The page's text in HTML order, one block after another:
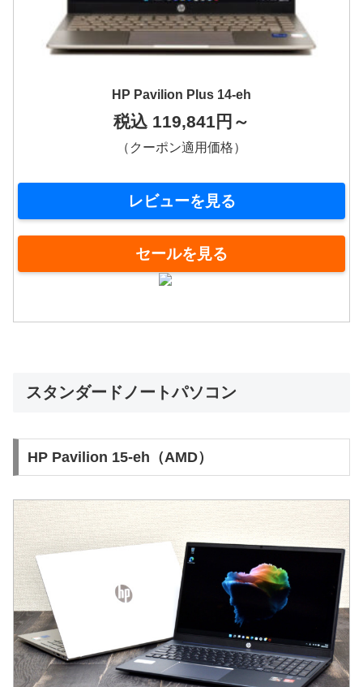
HP Pavilion Plus 14-eh
税込 119,841円～
（クーポン適用価格）
レビューを見る
セールを見る
スタンダードノートパソコン
HP Pavilion 15-eh（AMD）